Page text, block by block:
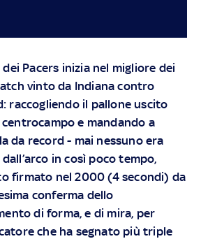
Pacers inizia nel migliore dei
vinto da Indiana contro
raccogliendo il pallone uscito
e mandando a
da record - mai nessuno era
in così poco tempo,
firmato nel 2000 (4 secondi) da
conferma dello
di forma, e di mira, per
che ha segnato più triple